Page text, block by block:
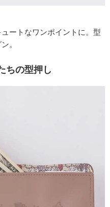
ートな ワンポイントに。型
。
ちの型押し